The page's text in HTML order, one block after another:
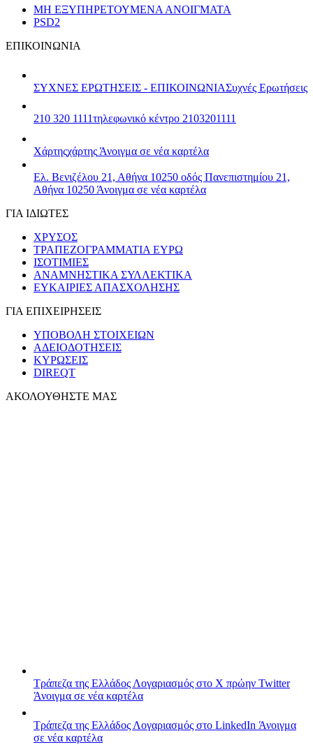
ΜΗ ΕΞΥΠΗΡΕΤΟΥΜΕΝΑ ΑΝΟΙΓΜΑΤΑ
PSD2
ΕΠΙΚΟΙΝΩΝΙΑ
ΣΥΧΝΕΣ ΕΡΩΤΗΣΕΙΣ - ΕΠΙΚΟΙΝΩΝΙΑΣυχνές Ερωτήσεις
210 320 1111τηλεφωνικό κέντρο 2103201111
Χάρτηςχάρτης Άνοιγμα σε νέα καρτέλα
Ελ. Βενιζέλου 21, Αθήνα 10250 οδός Πανεπιστημίου 21,
Αθήνα 10250 Άνοιγμα σε νέα καρτέλα
ΓΙΑ ΙΔΙΩΤΕΣ
ΧΡΥΣΟΣ
ΤΡΑΠΕΖΟΓΡΑΜΜΑΤΙΑ ΕΥΡΩ
ΙΣΟΤΙΜΙΕΣ
ΑΝΑΜΝΗΣΤΙΚΑ ΣΥΛΛΕΚΤΙΚΑ
ΕΥΚΑΙΡΙΕΣ ΑΠΑΣΧΟΛΗΣΗΣ
ΓΙΑ ΕΠΙΧΕΙΡΗΣΕΙΣ
ΥΠΟΒΟΛΗ ΣΤΟΙΧΕΙΩΝ
ΑΔΕΙΟΔΟΤΗΣΕΙΣ
ΚΥΡΩΣΕΙΣ
DIREQT
ΑΚΟΛΟΥΘΗΣΤΕ ΜΑΣ
Τράπεζα της Ελλάδος Λογαριασμός στο X πρώην Twitter
Άνοιγμα σε νέα καρτέλα
Τράπεζα της Ελλάδος Λογαριασμός στο LinkedIn Άνοιγμα
σε νέα καρτέλα